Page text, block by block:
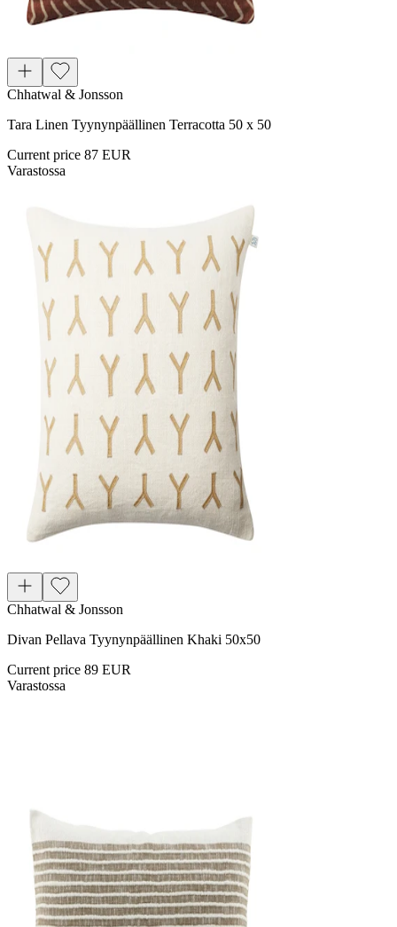
Chhatwal & Jonsson
Tara Linen Tyynynpäällinen Terracotta 50 x 50
Current price 87 EUR
Varastossa
Chhatwal & Jonsson
Divan Pellava Tyynynpäällinen Khaki 50x50
Current price 89 EUR
Varastossa